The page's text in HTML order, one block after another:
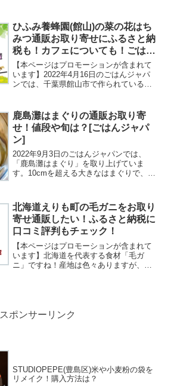
の根ボッケは通販お取り寄せが可能なの
か？ふるさと納税で...
ひふみ養蜂園(館山)の菜の花はち
みつ通販お取り寄せにふるさと納
税も！カフェについても！ごはん
ジャパン
【本ページはプロモーションが含まれて
います】2022年4月16日のごはんジャパ
ンでは、千葉県館山市で作られている
「ひふみ養蜂園」さんの菜の花はちみつ
気になりますよね！今回...
鹿島灘はまぐりの通販お取り寄
せ！値段や旬は？[ごはんジャパ
ン]
2022年9月3日のごはんジャパンでは、
「鹿島灘はまぐり」を取り上げていま
す。10cmを超える大きなはまぐりで、国
や、ふるさと納税での購入があるかもチ
ェックしちゃいまし...
北海道えりも町の毛ガニをお取り
寄せ通販したい！ふるさと納税に
口コミ評判もチェック！
【本ページはプロモーションが含まれて
います】北海道を代表する食材「毛ガ
ニ」ですね！産地は色々ありますが、こ
スポンサーリンク
STUDIOPEPE(豊島区)米や小麦粉の袋を
リメイク！購入方法は？